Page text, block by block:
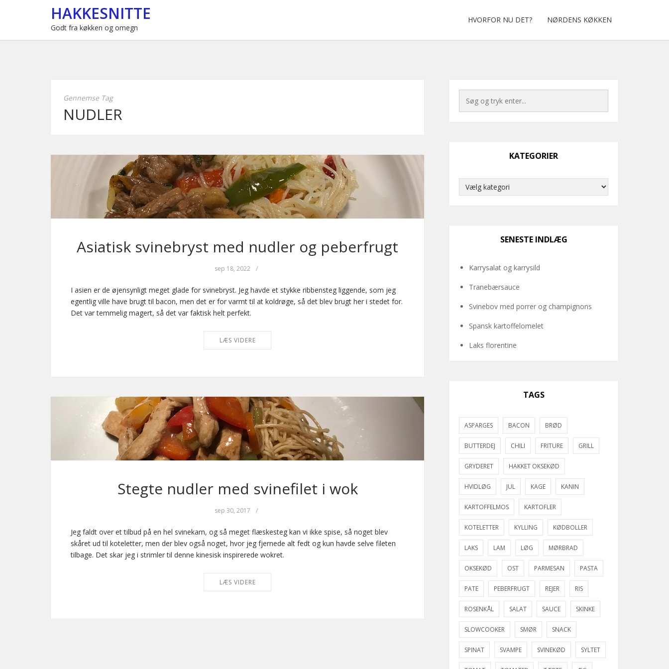
HAKKESNITTE
Godt fra køkken og omegn
HVORFOR NU DET? NØRDENS KØKKEN
Gennemse Tag
NUDLER
Asiatisk svinebryst med nudler og peberfrugt
sep 18, 2022 /
I asien er de øjensynligt meget glade for svinebryst. Jeg havde et stykke ribbensteg liggende, som jeg
egentlig ville have brugt til bacon, men det er for varmt til at koldrøge, så det blev brugt her i stedet for.
Det var temmelig magert, så det var faktisk helt perfekt.
LÆS VIDERE
Stegte nudler med svinefilet i wok
sep 30, 2017 /
Jeg faldt over et tilbud på en hel svinekam, og så meget flæskesteg kan vi ikke spise, så noget blev
skåret ud til koteletter, men der blev også noget, hvor jeg fjernede alt fedt og kun havde selve fileten
tilbage. Det skar jeg i strimler til denne kinesisk inspirerede wokret.
LÆS VIDERE
KATEGORIER
Kategorier
SENESTE INDLÆG
Karrysalat og karrysild
Tranebærsauce
Svinebov med porrer og champignons
Spansk kartoffelomelet
Laks florentine
TAGS
ASPARGES BACON BRØD
BUTTERDEJ CHILI FRITURE GRILL
GRYDERET HAKKET OKSEKØD
HVIDLØG JUL KAGE KANIN
KARTOFFELMOS KARTOFLER
KOTELETTER KYLLING KØDBOLLER
LAKS LAM LØG MØRBRAD
OKSEKØD OST PARMESAN PASTA
PATE PEBERFRUGT REJER RIS
ROSENKÅL SALAT SAUCE SKINKE
SLOWCOOKER SMØR SNACK
SPINAT SVAMPE SVINEKØD SYLTET